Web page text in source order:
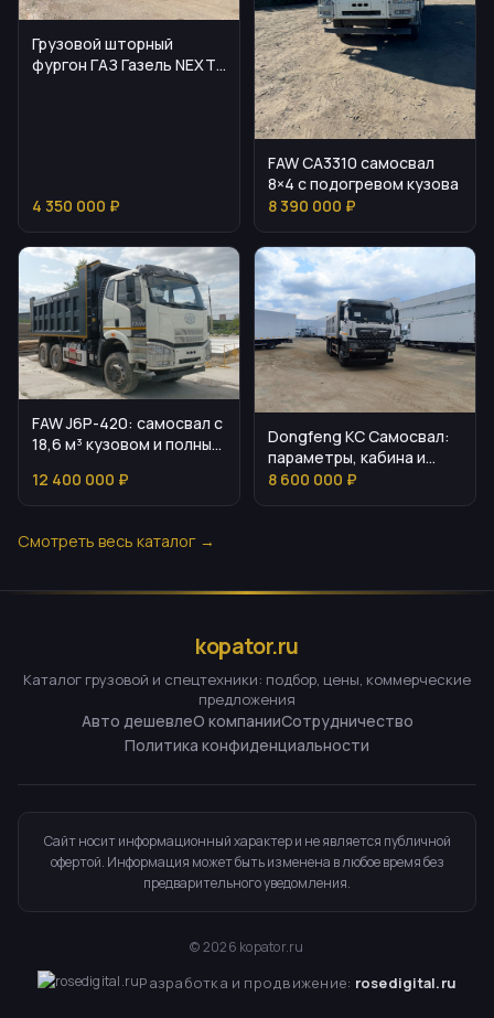
Грузовой шторный
фургон ГАЗ Газель NEXT
4 350 000 ₽
FAW CA3310 самосвал
8×4 с подогревом кузова
8 390 000 ₽
FAW J6P-420: самосвал с
18,6 м³ кузовом и полным
12 400 000 ₽
Dongfeng KC Самосвал:
параметры, кабина и
цена
8 600 000 ₽
Смотреть весь каталог →
kopator.ru
Каталог грузовой и спецтехники: подбор, цены, коммерческие
предложения
Авто дешевлеО компанииСотрудничество
Политика конфиденциальности
Сайт носит информационный характер и не является публичной
офертой. Информация может быть изменена в любое время без
предварительного уведомления.
©2026 kopator.ru
Разработка и продвижение: rosedigital.ru